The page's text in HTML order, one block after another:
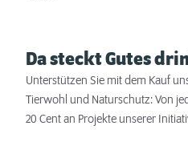
Da steckt Gutes
Unterstützen Sie mit dem Kauf
Tierwohl und Naturschutz: Von
20 Cent an Projekte unserer